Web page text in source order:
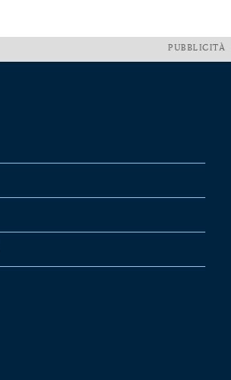
PUBBLICITÀ